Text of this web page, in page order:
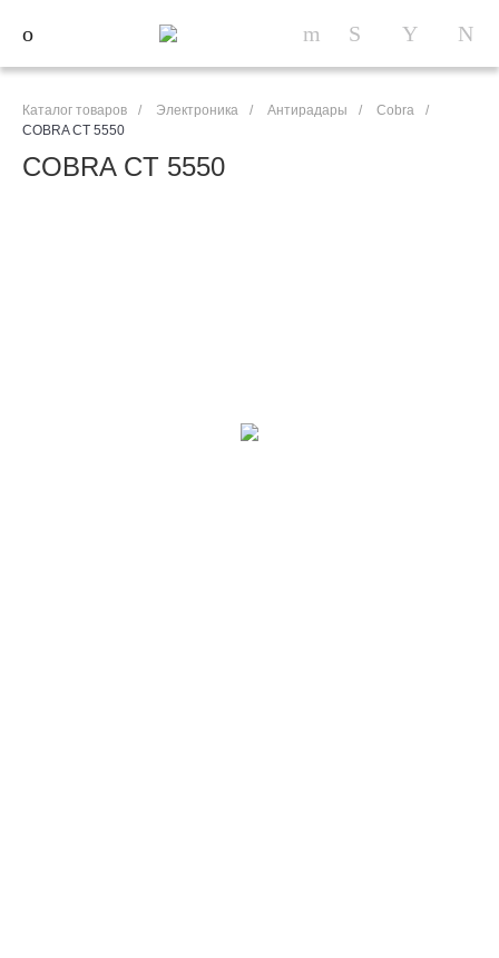
Каталог товаров / Электроника / Антирадары / Cobra
/
COBRA CT 5550
COBRA CT 5550